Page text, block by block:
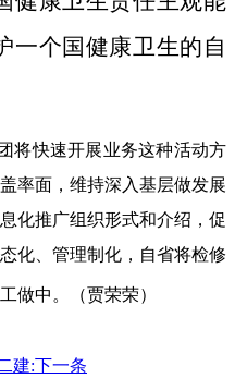
一个国健康卫生的自
将快速开展业务这种活动方
率面，维持深入基层做发展
化推广组织形式和介绍，促
化、管理制化，自省将检修
做中。（贾荣荣）
建:下一条